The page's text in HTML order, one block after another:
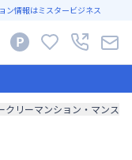
ン情報はミスタービジネス
クリーマンション・マンス